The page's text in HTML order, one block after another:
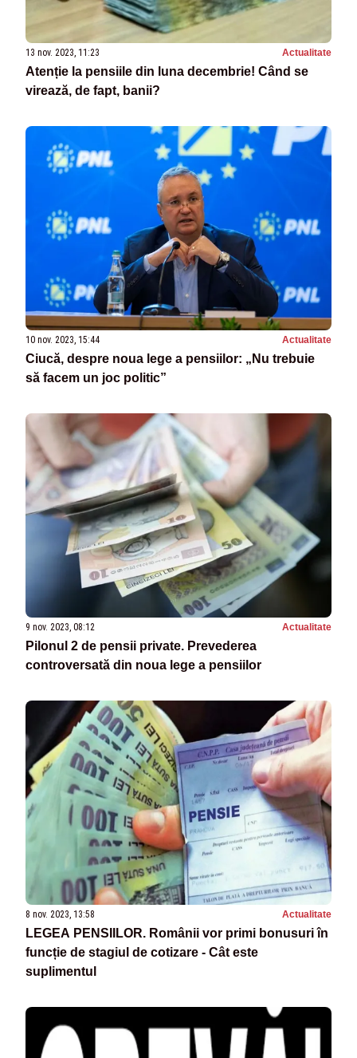
13 nov. 2023, 11:23 Actualitate
Atenție la pensiile din luna decembrie! Când se
virează, de fapt, banii?
10 nov. 2023, 15:44 Actualitate
Ciucă, despre noua lege a pensiilor: „Nu trebuie
să facem un joc politic”
9 nov. 2023, 08:12 Actualitate
Pilonul 2 de pensii private. Prevederea
controversată din noua lege a pensiilor
8 nov. 2023, 13:58 Actualitate
LEGEA PENSIILOR. Românii vor primi bonusuri în
funcție de stagiul de cotizare - Cât este
suplimentul